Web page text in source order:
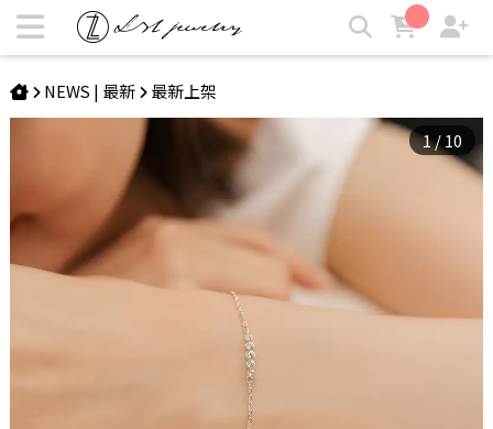
ODETTE | 經典排鑽純銀手鍊 | LZL Jewelry 輕珠寶飾品
NEWS | 最新 最新上架
1/10